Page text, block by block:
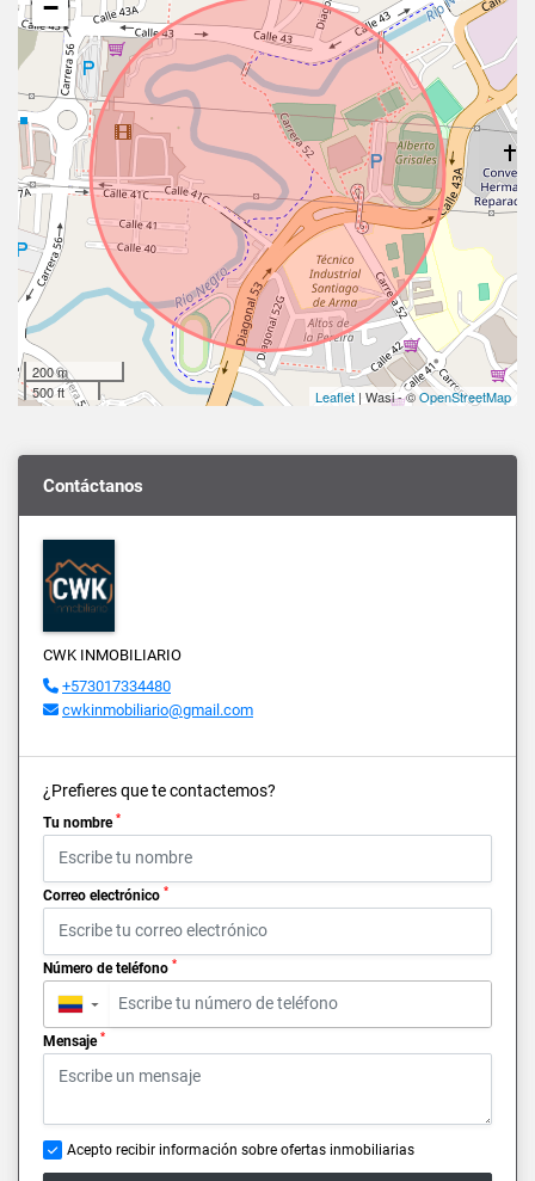
−
200 m
500 ft
Leaflet | Wasi - ©OpenStreetMap
Contáctanos
CWK INMOBILIARIO
+573017334480
cwkinmobiliario@gmail.com
¿Prefieres que te contactemos?
Tu nombre *
Correo electrónico *
Número de teléfono *
▼
Mensaje *
Acepto recibir información sobre ofertas inmobiliarias